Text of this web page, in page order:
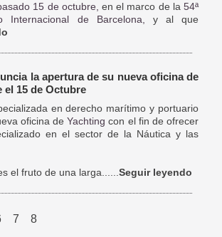
15 de octubre, en el marco de la54ª
de Barcelona,
y al que
la apertura de su nueva oficina de
el 15 de Octubre
en derecho marítimo y portuario
oficina deYachting con el fin de ofrecer
en el sector de la Náutica y las
el fruto de una larga...... Seguir leyendo
7 8